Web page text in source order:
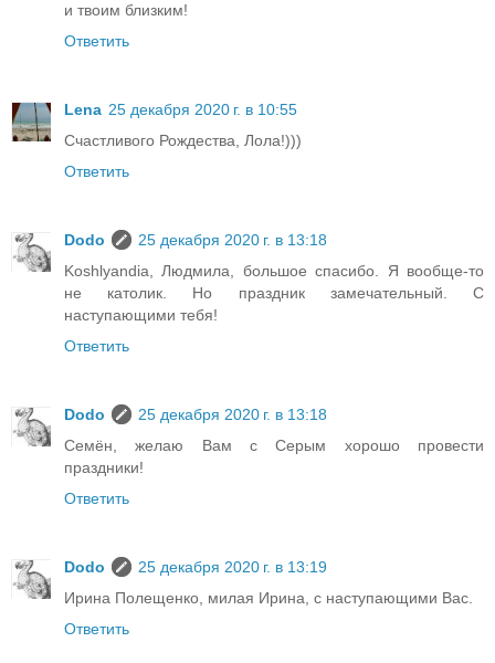
и твоим близким!
Ответить
Lena 25 декабря 2020 г. в 10:55
Счастливого Рождества, Лола!)))
Ответить
Dodo
25 декабря 2020 г. в 13:18
Koshlyandia, Людмила, большое спасибо. Я вообще-то
не католик. Но праздник замечательный. С
наступающими тебя!
Ответить
Dodo
25 декабря 2020 г. в 13:18
Семён, желаю Вам с Серым хорошо провести
праздники!
Ответить
Dodo
25 декабря 2020 г. в 13:19
Ирина Полещенко, милая Ирина, с наступающими Вас.
Ответить